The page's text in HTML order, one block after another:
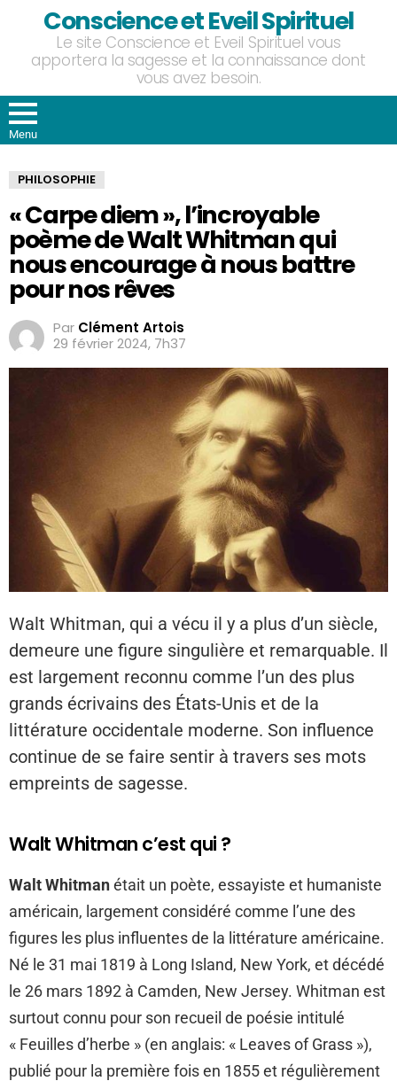
Conscience et Eveil Spirituel
Le site Conscience et Eveil Spirituel vous
apportera la sagesse et la connaissance dont
vous avez besoin.
Menu
PHILOSOPHIE
« Carpe diem », l’incroyable
poème de Walt Whitman qui
nous encourage à nous battre
pour nos rêves
Par Clément Artois
29 février 2024, 7h37
Walt Whitman, qui a vécu il y a plus d’un siècle,
demeure une figure singulière et remarquable. Il
est largement reconnu comme l’un des plus
grands écrivains des États-Unis et de la
littérature occidentale moderne. Son influence
continue de se faire sentir à travers ses mots
empreints de sagesse.
Walt Whitman c’est qui ?
Walt Whitmanétait un poète, essayiste et humaniste
américain, largement considéré comme l’une des
figures les plus influentes de la littérature américaine.
Né le 31 mai 1819 à Long Island, New York, et décédé
le 26 mars 1892 à Camden, New Jersey. Whitman est
surtout connu pour son recueil de poésie intitulé
« Feuilles d’herbe » (en anglais: « Leaves of Grass »),
publié pour la première fois en 1855 et régulièrement